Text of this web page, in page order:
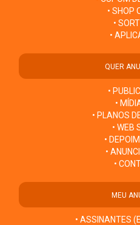
• SHOP
•
•
QUER
•
•
• PLANOS
• WEB
•
•
•
MEU
• ASSINANTES